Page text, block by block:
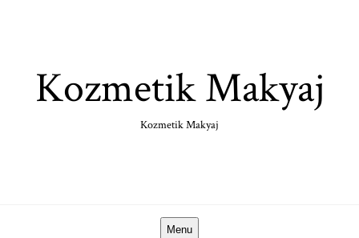
Kozmetik Makyaj
Kozmetik Makyaj
Menu